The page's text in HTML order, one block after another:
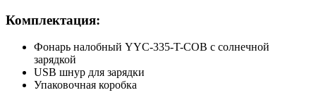
Комплектация:
Фонарь налобный YYC-335-T-COB с солнечной
зарядкой
USB шнур для зарядки
Упаковочная коробка